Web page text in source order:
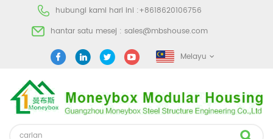
hubungi kami hari ini :+8618620106756
hantar satu mesej : sales@mbshouse.com
Melayu